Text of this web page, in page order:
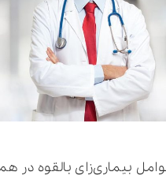
بیماری‌زای بالقوه در